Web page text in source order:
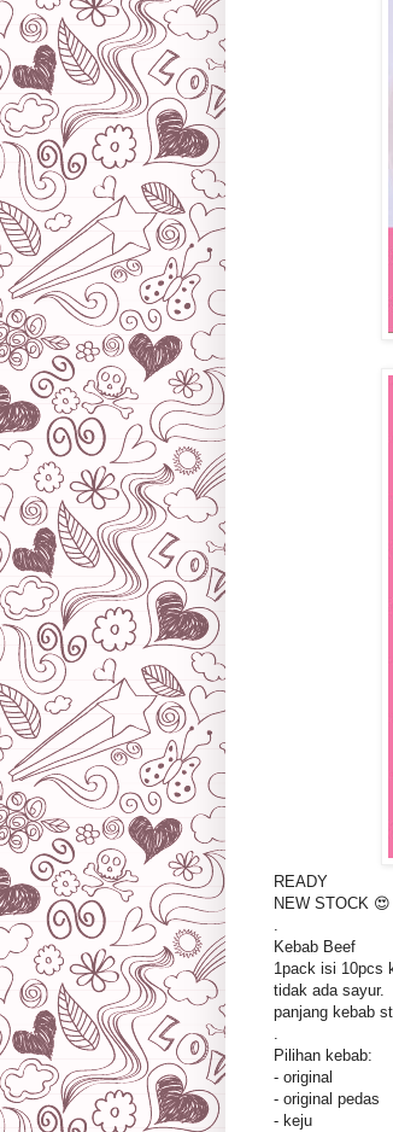
READY
NEW STOCK 😍
.
Kebab Beef
1pack isi 10pcs
tidak ada sayur.
panjang kebab
.
Pilihan kebab:
- original
- original pedas
- keju